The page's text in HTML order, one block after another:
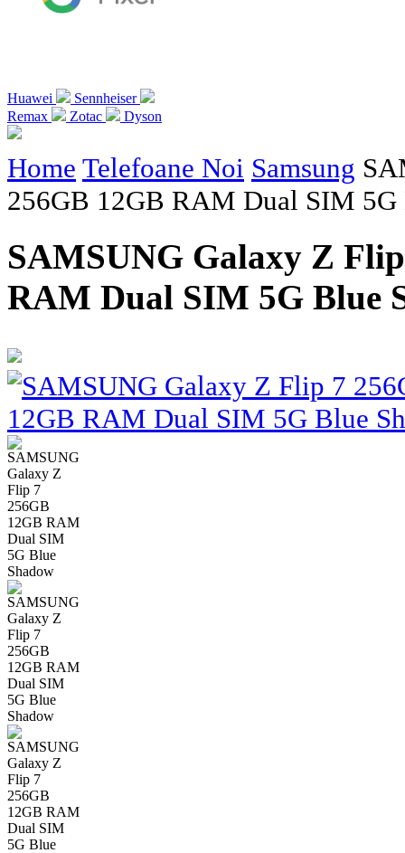
Huawei
Sennheiser
Remax
Zotac Dyson
Home Telefoane Noi Samsung
256GB 12GB RAM Dual SIM 5G
SAMSUNG Galaxy Z
RAM Dual SIM 5G Blue